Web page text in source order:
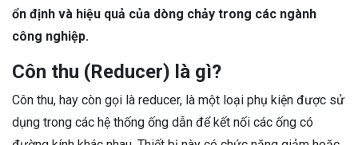
ổn định và hiệu quả của dòng chảy trong các ngành
công nghiệp.
Côn thu (Reducer) là gì?
Côn thu, hay còn gọi là reducer, là một loại phụ kiện được sử
dụng trong các hệ thống ống dẫn để kết nối các ống có